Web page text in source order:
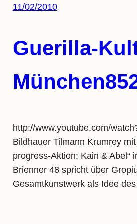
11/02/2010
Guerilla-
http://www.youtube.com/
Bildhauer Tilmann Krumrey
progress-Aktion: Kain & Abel“
Brienner 48 spricht über
Gesamtkunstwerk als Idee